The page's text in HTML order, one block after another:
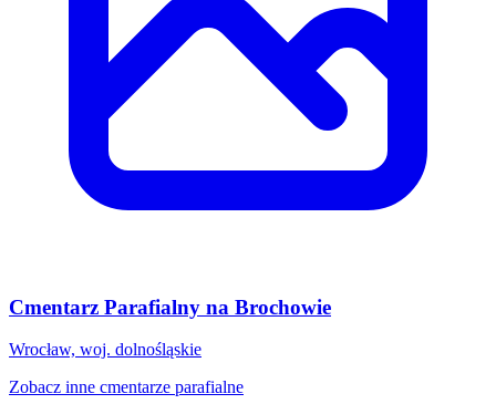
Cmentarz Parafialny na Brochowie
Wrocław, woj. dolnośląskie
Zobacz inne cmentarze parafialne